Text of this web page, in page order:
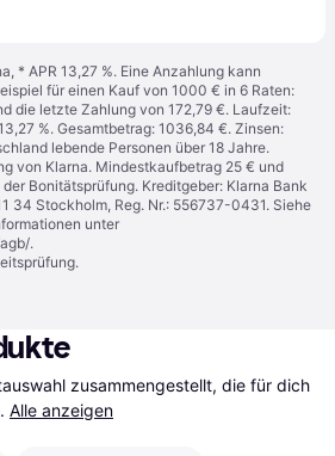
* APR 13,27 %. Eine Anzahlung kann
für einen Kauf von 1000 € in 6 Raten:
die letzte Zahlung von 172,79 €. Laufzeit:
%. Gesamtbetrag: 1036,84 €. Zinsen:
lebende Personen über 18 Jahre.
von Klarna. Mindestkaufbetrag 25 € und
Bonitätsprüfung. Kreditgeber: Klarna Bank
34 Stockholm, Reg. Nr.: 556737-0431. Siehe
unter
.
zusammengestellt, die für dich
Alle anzeigen